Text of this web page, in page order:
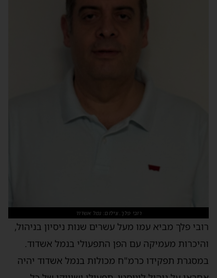
רובי פלך. צילום: נמל אשדוד
רובי פלך מביא עמו מעל עשרים שנות ניסיון בניהול,
והיכרות מעמיקה עם הפן התפעולי בנמל אשדוד.
במסגרת תפקידו כרמ"ח מכולות בנמל אשדוד יהיה